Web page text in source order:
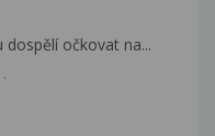
očkovat na...